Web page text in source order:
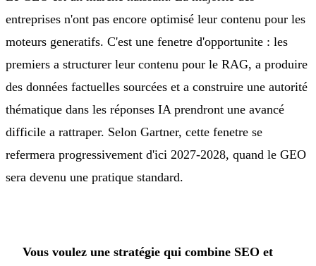
entreprises n'ont pas encore optimisé leur contenu pour les
moteurs generatifs. C'est une fenetre d'opportunite : les
premiers a structurer leur contenu pour le RAG, a produire
des données factuelles sourcées et a construire une autorité
thématique dans les réponses IA prendront une avancé
difficile a rattraper. Selon Gartner, cette fenetre se
refermera progressivement d'ici 2027-2028, quand le GEO
sera devenu une pratique standard.
Vous voulez une stratégie qui combine SEO et